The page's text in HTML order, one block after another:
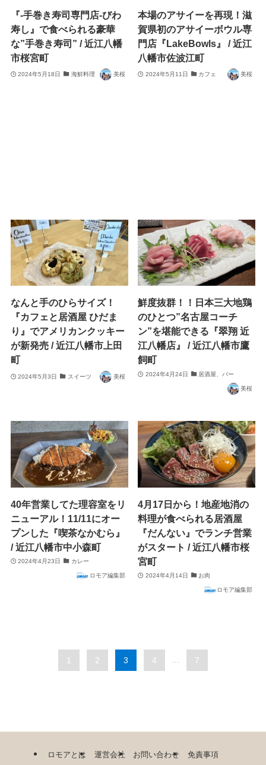
『-手巻き寿司専門店-びわ
寿し』で食べられる豪華
な”手巻き寿司” / 近江八幡
市桜宮町
2024年5月18日 海鮮料理 美桜
本場のアサイーを再現！滋
賀県初のアサイーボウル専
門店『LakeBowls』 / 近江
八幡市佐波江町
2024年5月11日 カフェ 美桜
なんと手のひらサイズ！
『カフェと居酒屋 ひだま
り』でアメリカンクッキー
が新発売 / 近江八幡市上田
町
2024年5月3日 スイーツ 美桜
鮮度抜群！！日本三大地鶏
のひとつ”名古屋コーチ
ン”を堪能できる『翠翔 近
江八幡店』 / 近江八幡市鷹
飼町
2024年4月24日 居酒屋、バー
美桜
40年営業してた理容室をリ
ニューアル！11/11にオー
プンした『喫茶なかむら』
/ 近江八幡市中小森町
2024年4月23日 カレー
ロモア編集部
4月17日から！地産地消の
料理が食べられる居酒屋
『だんない』でランチ営業
がスタート / 近江八幡市桜
宮町
2024年4月14日 お肉
ロモア編集部
1 2 3 4 7
ロモアとは 運営会社 お問い合わせ 免責事項